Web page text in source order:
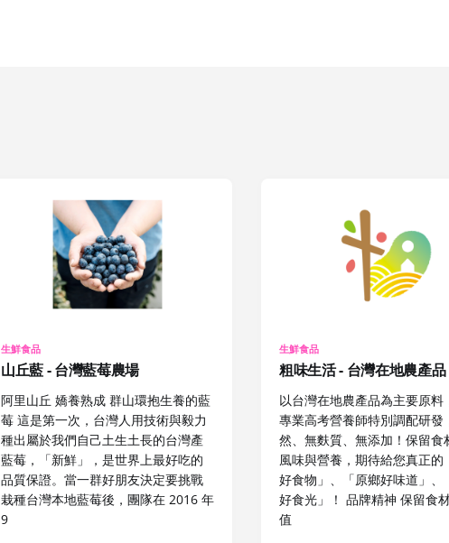
生鮮食品
山丘藍 - 台灣藍莓農場
阿里山丘 嬌養熟成 群山環抱生養的藍
莓 這是第一次，台灣人用技術與毅力
種出屬於我們自己土生土長的台灣產
藍莓，「新鮮」，是世界上最好吃的
品質保證。當一群好朋友決定要挑戰
栽種台灣本地藍莓後，團隊在 2016 年
9
生鮮食品
粗味生活 - 台灣在地農產品
以台灣在地農產品為主要原料
專業高考營養師特別調配研發
然、無麩質、無添加！保留食
風味與營養，期待給您真正的
好食物」、「原鄉好味道」、
好食光」！ 品牌精神 保留食
值